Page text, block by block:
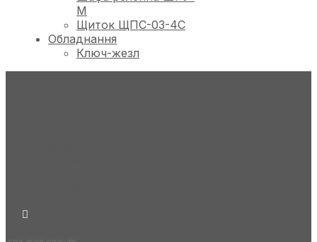
М
Щиток ЩПС-03-4С
Обладнання
Ключ-жезл